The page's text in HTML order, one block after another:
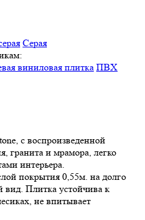
Серая
виниловая плитка ПВХ
с воспроизведенной
гранита и мрамора, легко
интерьера.
покрытия 0,55м. на долго
вид. Плитка устойчива к
не впитывает